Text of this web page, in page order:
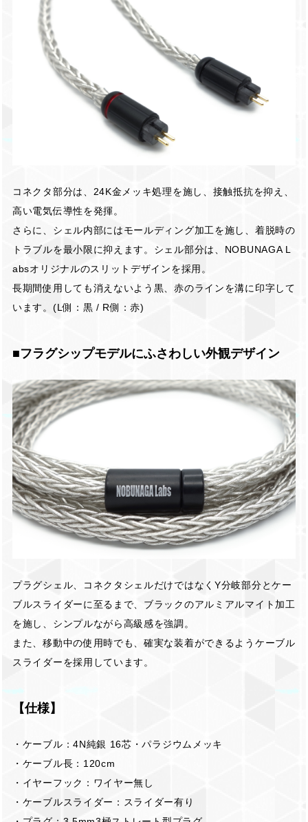
コネクタ部分は、24K金メッキ処理を施し、接触抵抗を抑え、
高い電気伝導性を発揮。
さらに、シェル内部にはモールディング加工を施し、着脱時の
トラブルを最小限に抑えます。シェル部分は、NOBUNAGA L
absオリジナルのスリットデザインを採用。
長期間使用しても消えないよう黒、赤のラインを溝に印字して
います。(L側：黒 / R側：赤)
■フラグシップモデルにふさわしい外観デザイン
プラグシェル、コネクタシェルだけではなくY分岐部分とケー
ブルスライダーに至るまで、ブラックのアルミアルマイト加工
を施し、シンプルながら高級感を強調。
また、移動中の使用時でも、確実な装着ができるようケーブル
スライダーを採用しています。
【仕様】
・ケーブル：4N純銀 16芯・パラジウムメッキ
・ケーブル長：120cm
・イヤーフック：ワイヤー無し
・ケーブルスライダー：スライダー有り